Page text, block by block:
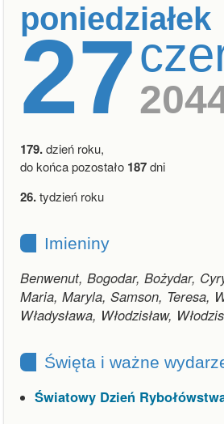
poniedziałek
27
179.dzień roku,
do końca pozostało 187dni
26.tydzień roku
Imieniny
Benwenut, Bogodar, Bożydar,
Maria, Maryla, Samson, Teresa,
Władysława, Włodzisław,
Święta i ważne
Światowy Dzień